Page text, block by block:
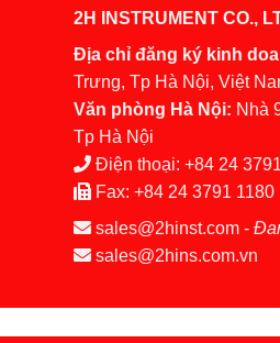
2H INSTRUMENT CO.,
Địa chỉ đăng ký kinh
Trưng, Tp Hà Nội, Việt
Văn phòng Hà Nội: Nhà
Tp Hà Nội
Điện thoại: +84 24
Fax: +84 24 3791 1180
sales@2hinst.com -
sales@2hins.com.vn